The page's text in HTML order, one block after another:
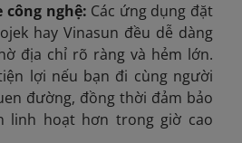
công nghệ: Các ứng dụng đặt
hay Vinasun đều dễ dàng
địa chỉ rõ ràng và hẻm lớn.
lợi nếu bạn đi cùng người
đường, đồng thời đảm bảo
linh hoạt hơn trong giờ cao